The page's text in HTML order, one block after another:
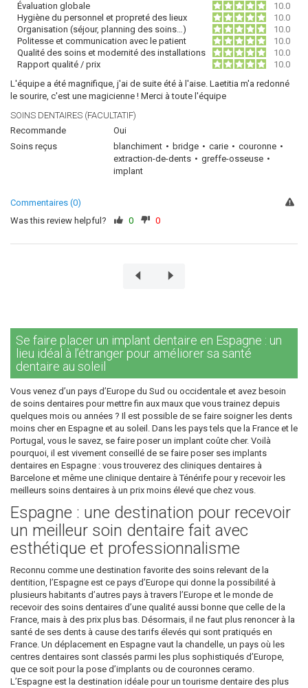
Évaluation globale
10.0
Hygiène du personnel et propreté des lieux
10.0
Organisation (séjour, planning des soins…)
10.0
Politesse et communication avec le patient
10.0
Qualité des soins et modernité des installations
10.0
Rapport qualité / prix
10.0
L'équipe a été magnifique, j'ai de suite été à l'aise. Laetitia m'a redonné
le sourire, c'est une magicienne ! Merci à toute l'équipe
SOINS DENTAIRES (FACULTATIF)
Recommande
Oui
Soins reçus
blanchiment bridge carie
couronne
extraction-de-dents
greffe-osseuse
implant
Commentaires (0)
Was this review helpful?
0 0
Se faire placer un implant dentaire en Espagne : un
lieu idéal à l’étranger pour améliorer sa santé
dentaire au soleil
Vous venez d’un pays d’Europe du Sud ou occidentale et avez besoin
de soins dentaires pour mettre fin aux maux que vous trainez depuis
quelques mois ou années ? Il est possible de se faire soigner les dents
moins cher en Espagne et au soleil. Dans les pays tels que la France et le
Portugal, vous le savez, se faire poser un implant coûte cher. Voilà
pourquoi, il est vivement conseillé de se faire poser ses implants
dentaires en Espagne : vous trouverez des cliniques dentaires à
Barcelone et même une clinique dentaire à Ténérife pour y recevoir les
meilleurs soins dentaires à un prix moins élevé que chez vous.
Espagne : une destination pour recevoir
un meilleur soin dentaire fait avec
esthétique et professionnalisme
Reconnu comme une destination favorite des soins relevant de la
dentition, l’Espagne est ce pays d’Europe qui donne la possibilité à
plusieurs habitants d’autres pays à travers l’Europe et le monde de
recevoir des soins dentaires d’une qualité aussi bonne que celle de la
France, mais à des prix plus bas. Désormais, il ne faut plus renoncer à la
santé de ses dents à cause des tarifs élevés qui sont pratiqués en
France. Un déplacement en Espagne vaut la chandelle, un pays où les
centres dentaires sont classés parmi les plus sophistiqués d’Europe,
que ce soit pour la pose d’implants ou de couronnes ceramo.
L’Espagne est la destination idéale pour un tourisme dentaire des plus